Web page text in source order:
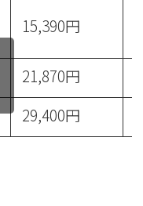
15,390円
21,870円
29,400円